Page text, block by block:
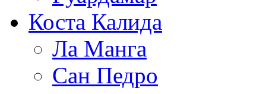
Коста Калида
Ла Манга
Сан Педро